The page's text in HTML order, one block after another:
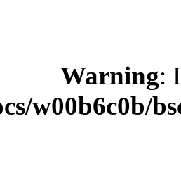
Warning:
w00b6c0b/